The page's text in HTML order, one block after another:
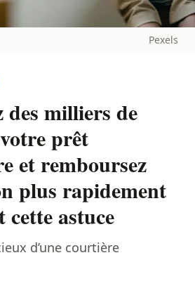
Pexels
des milliers de
prêt
et remboursez
plus rapidement
astuce
d’une courtière